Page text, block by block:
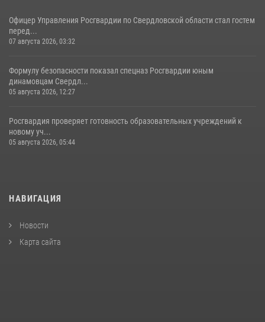
Офицер Управления Росгвардии по Свердловской области стал гостем
перед...
07 августа 2026, 03:32
Формулу безопасности показал спецназ Росгвардии юным
динамовцам Свердл...
05 августа 2026, 12:27
Росгвардия проверяет готовность образовательных учреждений к
новому уч...
05 августа 2026, 05:44
НАВИГАЦИЯ
Новости
Карта сайта